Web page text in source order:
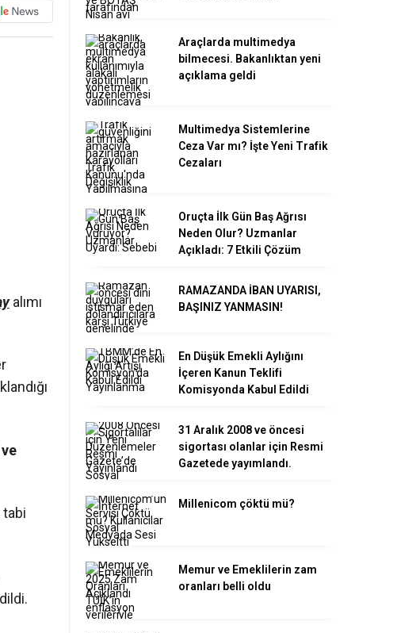
alımı
tabi
Araçlarda multimedya
bilmecesi. Bakanlıktan yeni
açıklama geldi
Multimedya Sistemlerine
Ceza Var mı? İşte Yeni Trafik
Cezaları
Oruçta İlk Gün Baş Ağrısı
Neden Olur? Uzmanlar
Açıkladı: 7 Etkili Çözüm
RAMAZANDA İBAN UYARISI,
BAŞINIZ YANMASIN!
En Düşük Emekli Aylığını
İçeren Kanun Teklifi
Komisyonda Kabul Edildi
31 Aralık 2008 ve öncesi
sigortası olanlar için Resmi
Gazetede yayımlandı.
Millenicom çöktü mü?
Memur ve Emeklilerin zam
oranları belli oldu